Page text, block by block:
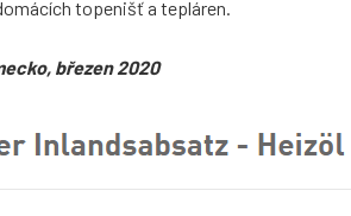
mácích topenišť a tepláren.
březen 2020